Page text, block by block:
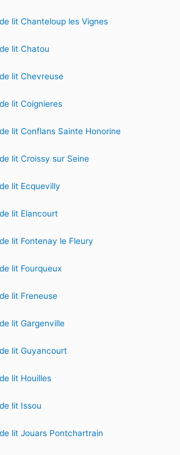
lit Chanteloup les Vignes
lit Chatou
lit Chevreuse
lit Coignieres
lit Conflans Sainte Honorine
lit Croissy sur Seine
lit Ecquevilly
lit Elancourt
lit Fontenay le Fleury
lit Fourqueux
lit Freneuse
lit Gargenville
lit Guyancourt
lit Houilles
lit Issou
lit Jouars Pontchartrain